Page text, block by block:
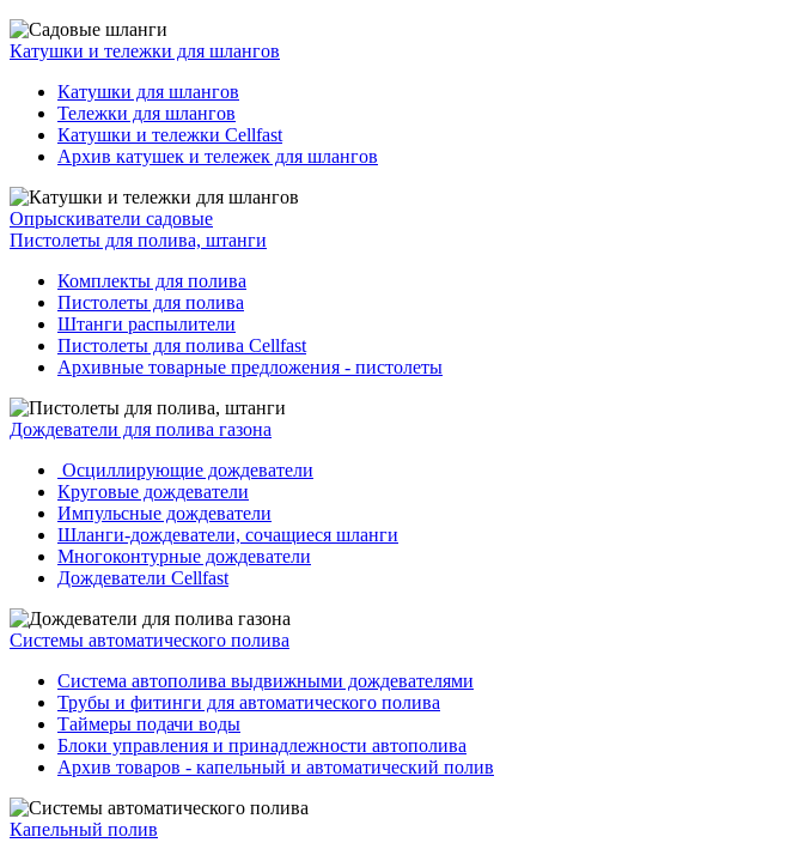
Катушки и тележки для шлангов
Катушки для шлангов
Тележки для шлангов
Катушки и тележки Cellfast
Архив катушек и тележек для шлангов
Опрыскиватели садовые
Пистолеты для полива, штанги
Комплекты для полива
Пистолеты для полива
Штанги распылители
Пистолеты для полива Cellfast
Архивные товарные предложения - пистолеты
Дождеватели для полива газона
Осциллирующие дождеватели
Круговые дождеватели
Импульсные дождеватели
Шланги-дождеватели, сочащиеся шланги
Многоконтурные дождеватели
Дождеватели Cellfast
Системы автоматического полива
Система автополива выдвижными дождевателями
Трубы и фитинги для автоматического полива
Таймеры подачи воды
Блоки управления и принадлежности автополива
Архив товаров - капельный и автоматический полив
Капельный полив